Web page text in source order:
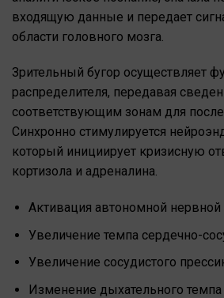
входящую данные и передает
области головного мозга.
Зрительный бугор осуществляет
распределителя, передавая
соответствующим зонам для
Синхронно стимулируется
который инициирует кризисную
кортизола и адреналина.
Активация автономной
Увеличение темпа сердечно-
Увеличение сосудистого
Изменение дыхательного темпа